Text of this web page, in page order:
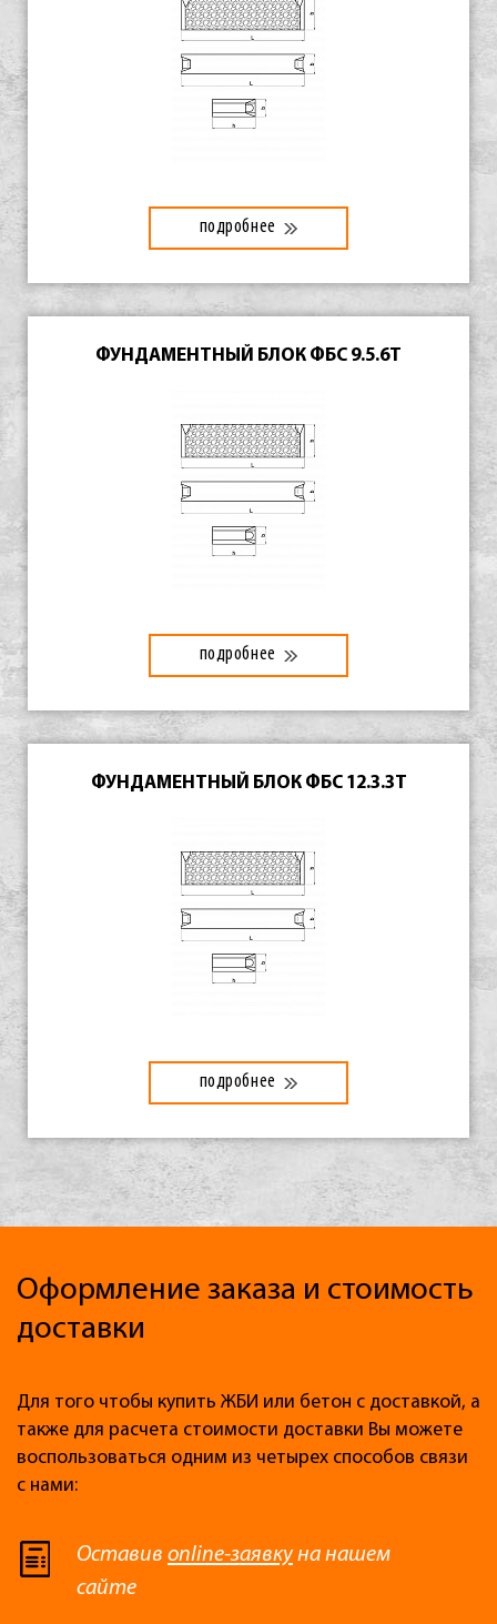
подробнее
ФУНДАМЕНТНЫЙ БЛОК ФБС 9.5.6Т
подробнее
ФУНДАМЕНТНЫЙ БЛОК ФБС 12.3.3Т
подробнее
Оформление заказа и стоимость
доставки
Для того чтобы купить ЖБИ или бетон с доставкой, а
также для расчета стоимости доставки Вы можете
воспользоваться одним из четырех способов связи
с нами:
Оставив online-заявкуна нашем
сайте